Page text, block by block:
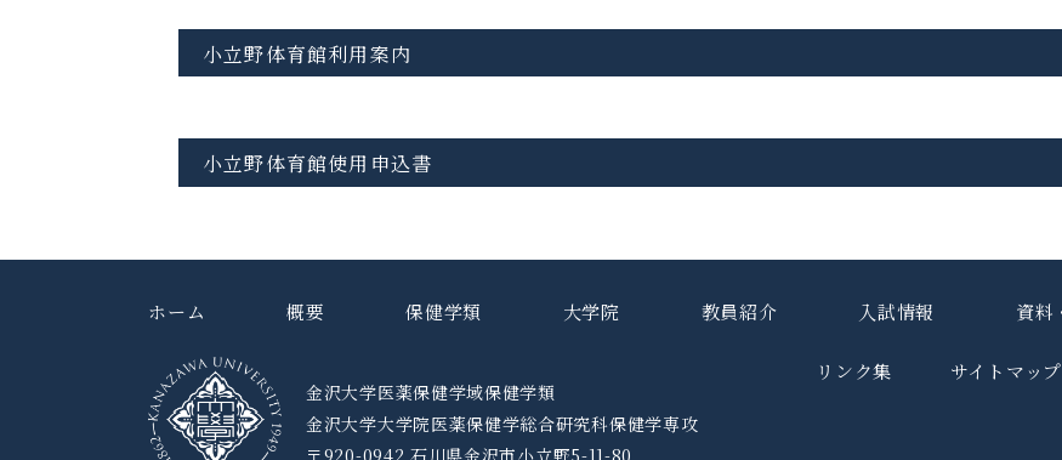
小立野体育館利用案内
小立野体育館使用申込書
ホーム 概要 保健学類 大学院 教員紹介 入試情報 資料
金沢大学医薬保健学域保健学類
金沢大学大学院医薬保健学総合研究科保健学専攻
〒920-0942 石川県金沢市小立野5-11-80
リンク集 サイトマップ